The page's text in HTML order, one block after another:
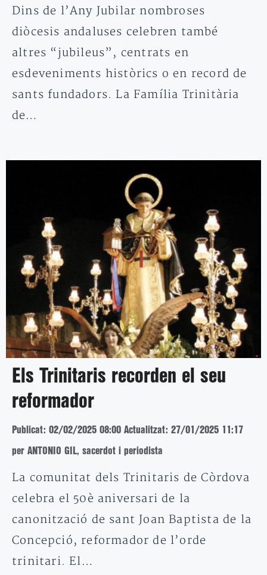
Dins de l’Any Jubilar nombroses
diòcesis andaluses celebren també
altres “jubileus”, centrats en
esdeveniments històrics o en record de
sants fundadors. La Família Trinitària
de…
Els Trinitaris recorden el seu
reformador
Publicat: 02/02/2025 08:00 Actualitzat: 27/01/2025 11:17
per ANTONIO GIL, sacerdot i periodista
La comunitat dels Trinitaris de Còrdova
celebra el 50è aniversari de la
canonització de sant Joan Baptista de la
Concepció, reformador de l’orde
trinitari. El…